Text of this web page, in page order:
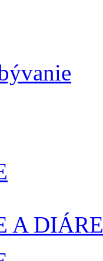
A DIÁRE